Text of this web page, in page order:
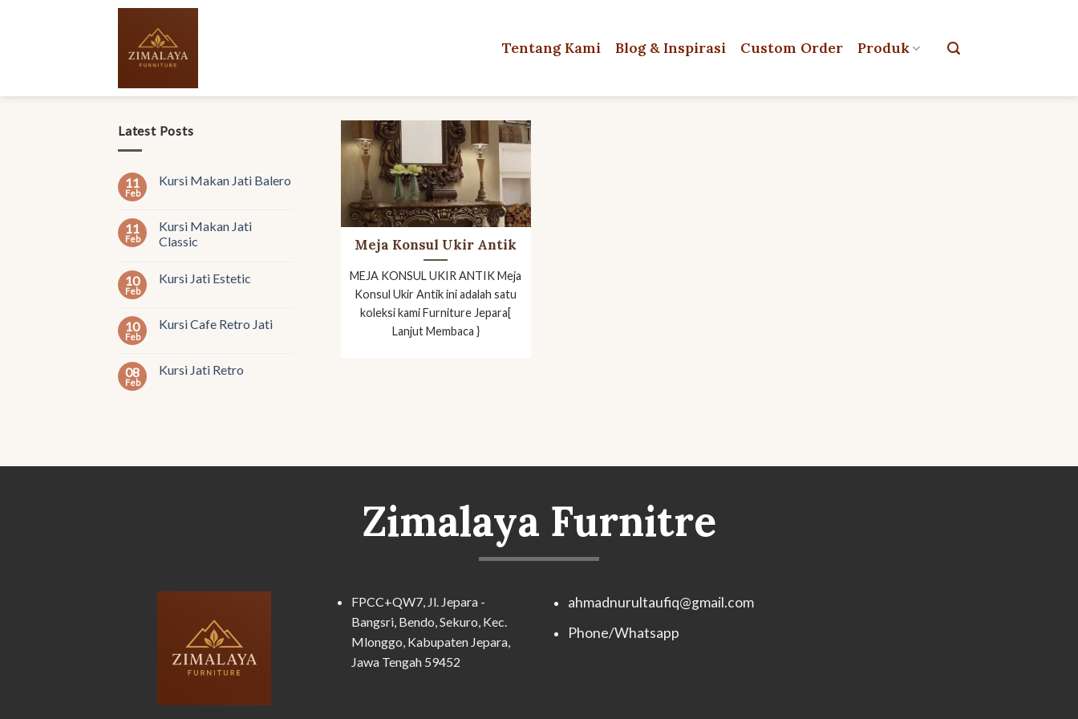
Tentang Kami Blog & Inspirasi Custom Order Produk
Latest Posts
11
Feb
Kursi Makan Jati Balero
11
Feb
Kursi Makan Jati
Classic
10
Feb
Kursi Jati Estetic
10
Feb
Kursi Cafe Retro Jati
08
Feb
Kursi Jati Retro
Meja Konsul Ukir Antik
MEJA KONSUL UKIR ANTIK Meja
Konsul Ukir Antik ini adalah satu
koleksi kami Furniture Jepara[
Lanjut Membaca }
Zimalaya Furnitre
FPCC+QW7, Jl. Jepara -
Bangsri, Bendo, Sekuro, Kec.
Mlonggo, Kabupaten Jepara,
Jawa Tengah 59452
ahmadnurultaufiq@gmail.com
Phone/Whatsapp